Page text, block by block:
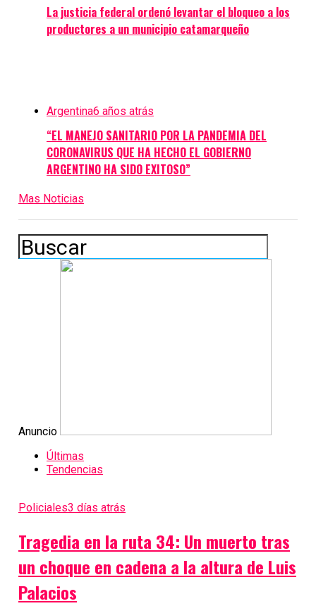
La justicia federal ordenó levantar el bloqueo a los
productores a un municipio catamarqueño
Argentina6 años atrás
“EL MANEJO SANITARIO POR LA PANDEMIA DEL
CORONAVIRUS QUE HA HECHO EL GOBIERNO
ARGENTINO HA SIDO EXITOSO”
Mas Noticias
Anuncio
Últimas
Tendencias
Policiales3 días atrás
Tragedia en la ruta 34: Un muerto tras
un choque en cadena a la altura de Luis
Palacios